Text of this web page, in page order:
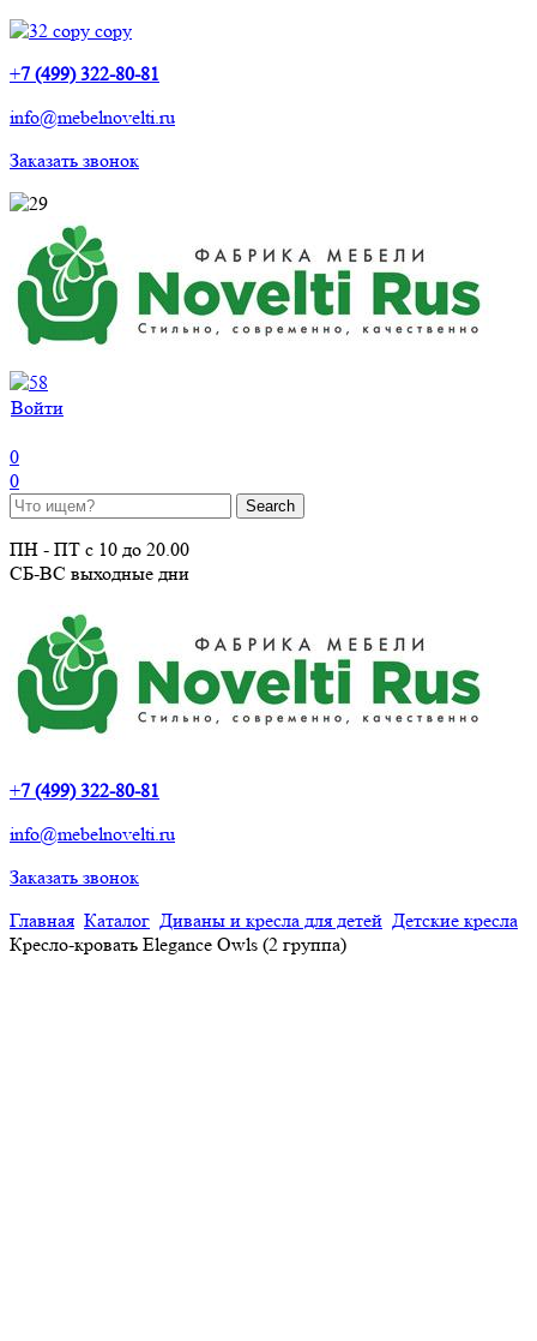
+7 (499) 322-80-81
info@mebelnovelti.ru
Заказать звонок
Войти
0
0
ПН - ПТ с 10 до 20.00
СБ-ВС выходные дни
+7 (499) 322-80-81
info@mebelnovelti.ru
Заказать звонок
Главная Каталог Диваны и кресла для детей Детские кресла
Кресло-кровать Elegance Owls (2 группа)